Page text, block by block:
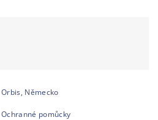
Orbis, Německo
Ochranné pomůcky